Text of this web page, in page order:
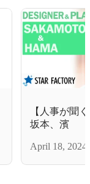
【人事が聞
坂本、濱
April 18, 2024